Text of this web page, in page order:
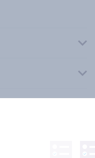
vorbehalten.